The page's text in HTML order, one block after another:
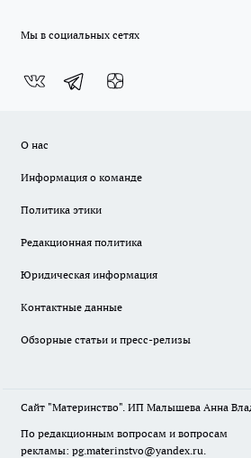
Мы в социальных сетях
О нас
Информация о команде
Политика этики
Редакционная политика
Юридическая информация
Контактные данные
Обзорные статьи и пресс-релизы
Сайт "Материнство". ИП Малышева Анна
По редакционным вопросам и вопросам
рекламы: pg.materinstvo@yandex.ru.